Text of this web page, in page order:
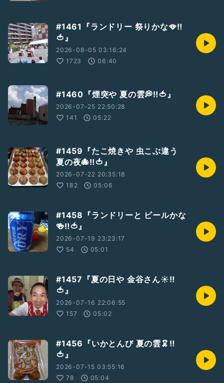
#1461『ランドリー 祭りかな🪭‼️
🍅』
2026-08-05 03:16:24
1723
06:40
#1460『煙突や 夏の雲💭‼️🍅』
2026-07-25 22:50:28
141
05:22
#1459『たこ焼きや 虫こぶ違う
夏の夜🐙‼️🍅』
2026-07-22 20:35:18
182
05:06
#1458『ランドリーと ビールかな
🍻‼️🍅』
2026-07-19 23:23:17
54
05:01
#1457『夏の日や 金谷さん☀‼️
🍅』
2026-07-16 22:06:55
157
05:02
#1456『いかとんび 夏の雲🦑‼️
🍅』
2026-07-15 03:55:16
78
05:04